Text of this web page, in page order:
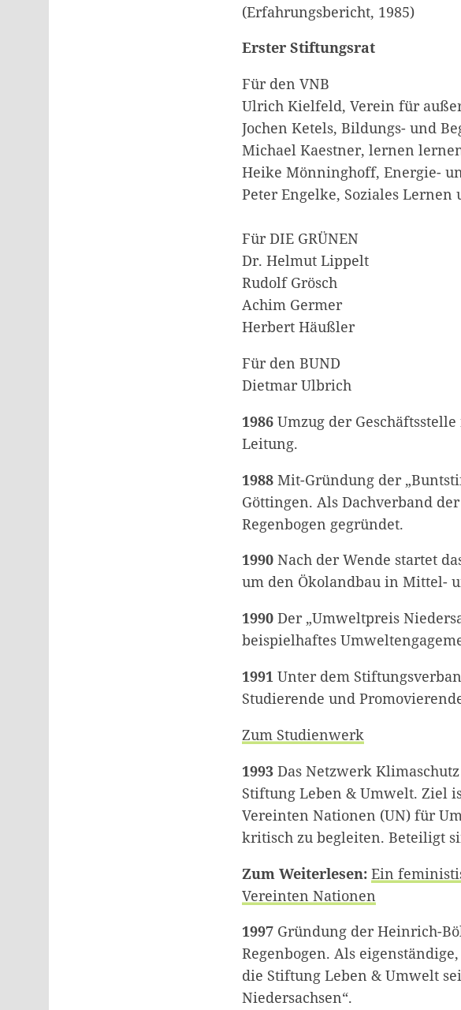
(Erfahrungsbericht, 1985)
Erster Stiftungsrat
Für den VNB
Ulrich Kielfeld, Verein für
Jochen Ketels, Bildungs- und
Michael Kaestner, lernen
Heike Mönninghoff, Energie-
Peter Engelke, Soziales
Für DIE GRÜNEN
Dr. Helmut Lippelt
Rudolf Grösch
Achim Germer
Herbert Häußler
Für den BUND
Dietmar Ulbrich
1986 Umzug der
Leitung.
1988 Mit-Gründung der
Göttingen. Als Dachverband
Regenbogen gegründet.
1990 Nach der Wende startet
um den Ökolandbau in Mittel-
1990 Der „Umweltpreis
beispielhaftes
1991 Unter dem
Studierende und
Zum Studienwerk
1993 Das Netzwerk
Stiftung Leben & Umwelt. Ziel
Vereinten Nationen (UN) für
kritisch zu begleiten. Beteiligt
Zum Weiterlesen: Ein
Vereinten Nationen
1997 Gründung der Heinrich-
Regenbogen. Als
die Stiftung Leben & Umwelt
Niedersachsen“.